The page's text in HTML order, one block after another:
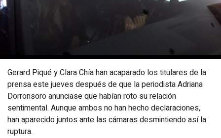
Gerard Piqué y Clara Chía han acaparado los titulares de la
prensa este jueves después de que la periodista Adriana
Dorronsoro anunciase que habían roto su relación
sentimental. Aunque ambos no han hecho declaraciones,
han aparecido juntos ante las cámaras desmintiendo así la
ruptura.